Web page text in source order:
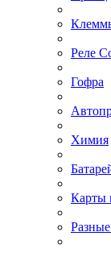
Реле
Гофра
Химия
Карты